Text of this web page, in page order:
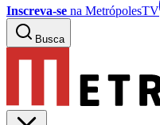
Inscreva-se na MetrópolesTV
Busca